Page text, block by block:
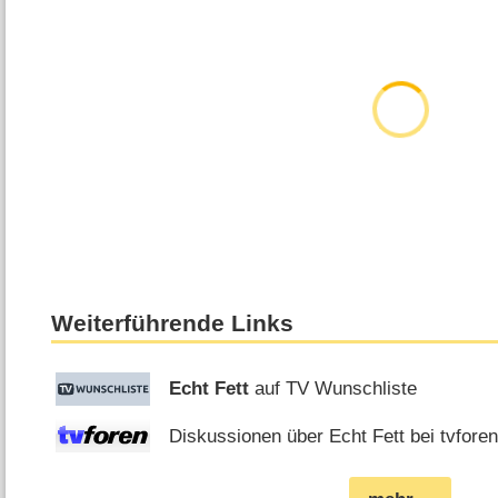
Weiterführende Links
Echt Fett auf TV Wunschliste
Diskussionen über Echt Fett bei